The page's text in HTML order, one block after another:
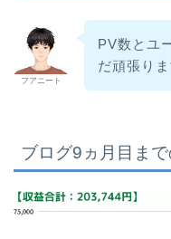
フアニート
PV数とユ
だ頑張りま
ブログ9ヵ月目ま